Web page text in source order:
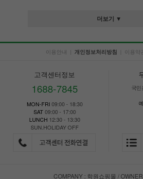
더보기 ▼
이용안내 | 개인정보처리방침 | 이용약
고객센터정보
1688-7845
MON-FRI 09:00 - 18:30
SAT09:00 - 17:00
LUNCH 12:30 - 13:30
SUN.HOLIDAY OFF
국
COMPANY : 학원쇼핑몰 /